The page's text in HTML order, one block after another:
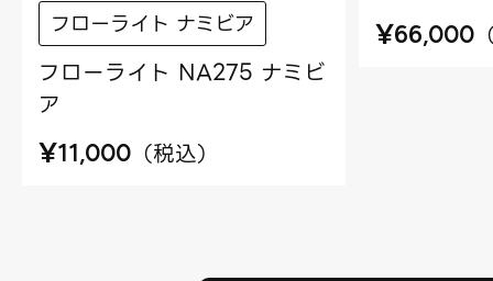
フローライト ナミビア
フローライト NA275 ナミビ
ア
¥11,000 （税込）
¥66,000